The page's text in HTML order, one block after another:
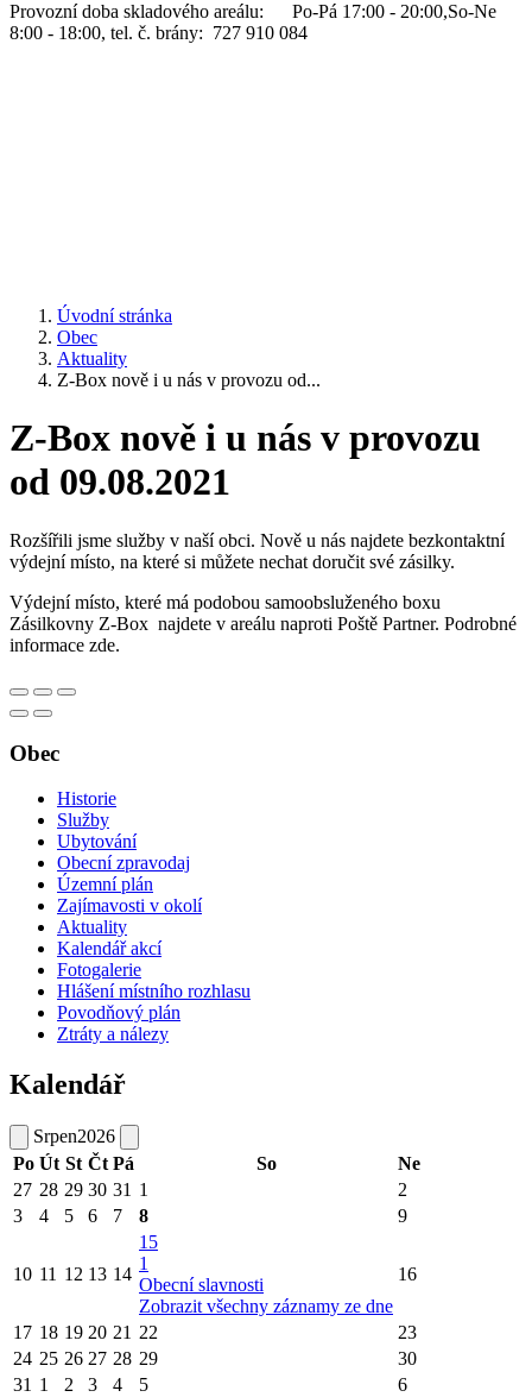
Provozní doba skladového areálu: Po-Pá 17:00 - 20:00,So-Ne
8:00 - 18:00, tel. č. brány: 727 910 084
Úvodní stránka
Obec
Aktuality
Z-Box nově i u nás v provozu od...
Z-Box nově i u nás v provozu
od 09.08.2021
Rozšířili jsme služby v naší obci. Nově u nás najdete bezkontaktní
výdejní místo, na které si můžete nechat doručit své zásilky.
Výdejní místo, které má podobou samoobsluženého boxu
Zásilkovny Z-Box najdete v areálu naproti Poště Partner. Podrobné
informace zde.
Obec
Historie
Služby
Ubytování
Obecní zpravodaj
Územní plán
Zajímavosti v okolí
Aktuality
Kalendář akcí
Fotogalerie
Hlášení místního rozhlasu
Povodňový plán
Ztráty a nálezy
Kalendář
Srpen2026
Po Út St Čt Pá So
Ne
27 28 29 30 31 1
2
3
4 5 6 7 8 9
10 11 12 13 14
15
1
Obecní slavnosti
Zobrazit všechny záznamy ze dne
16
17 18 19 20 21 22
23
24 25 26 27 28 29
30
31 1 2 3 4 5 6